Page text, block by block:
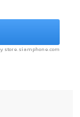
store.siamphone.com